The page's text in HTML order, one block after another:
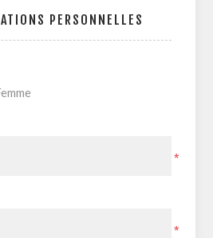
PERSONNELLES
*
*